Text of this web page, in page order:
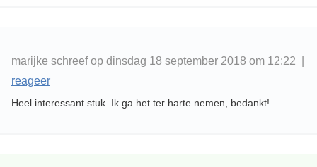
marijke schreef op dinsdag 18 september 2018 om 12:22 |
reageer
Heel interessant stuk. Ik ga het ter harte nemen, bedankt!